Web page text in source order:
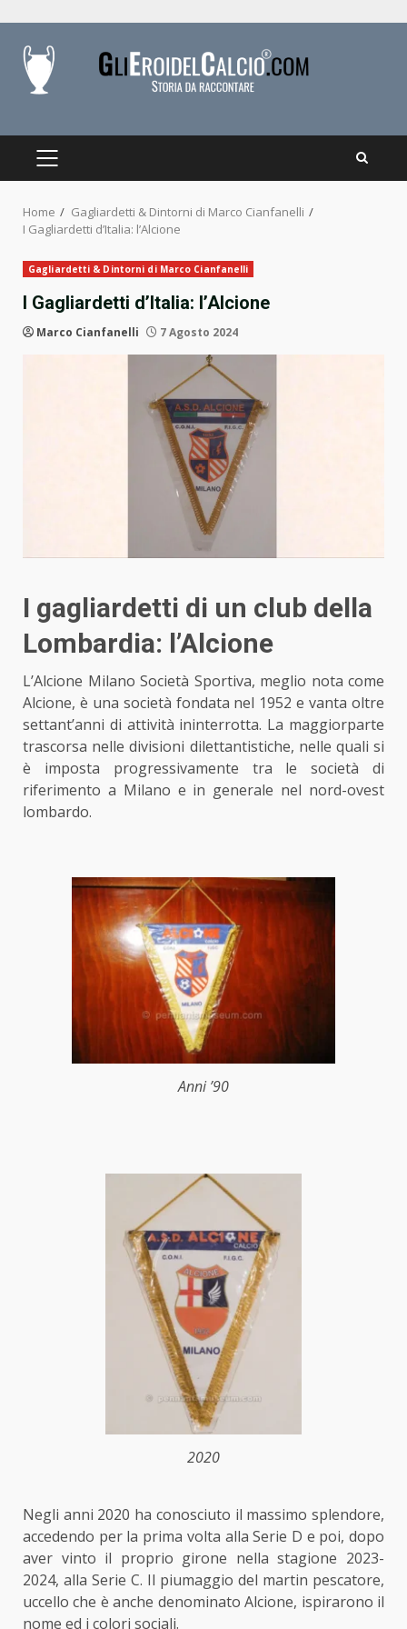
content
PRIMARY
Home
Gagliardetti & Dintorni di Marco Cianfanelli
I Gagliardetti d’Italia: l’Alcione
Gagliardetti & Dintorni di Marco Cianfanelli
I Gagliardetti d’Italia: l’Alcione
Marco Cianfanelli 7 Agosto 2024
I gagliardetti di un club della
Lombardia: l’Alcione
L’Alcione Milano Società Sportiva, meglio nota come
Alcione, è una società fondata nel 1952 e vanta oltre
settant’anni di attività ininterrotta. La maggiorparte
trascorsa nelle divisioni dilettantistiche, nelle quali si
è imposta progressivamente tra le società di
riferimento a Milano e in generale nel nord-ovest
lombardo.
Anni ’90
2020
Negli anni 2020 ha conosciuto il massimo splendore,
accedendo per la prima volta alla Serie D e poi, dopo
aver vinto il proprio girone nella stagione 2023-
2024, alla Serie C. Il piumaggio del martin pescatore,
uccello che è anche denominato Alcione, ispirarono il
nome ed i colori sociali.